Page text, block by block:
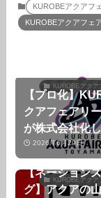
KUROBEアクアフ
KUROBEアクアフェ
KUROBEアクア
【プロ化】
クアフェアリ
が株式会社化
2026年6月29日
KUROBEアクア
【ネーション
グ】アクアの